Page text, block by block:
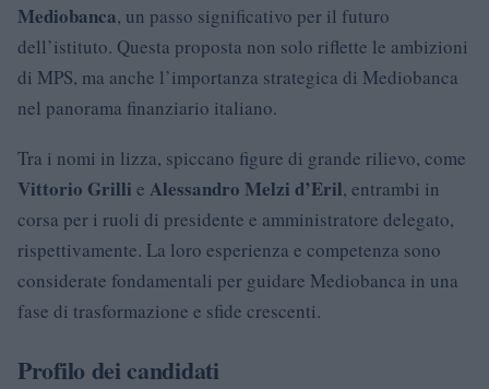
Mediobanca, un passo significativo per il futuro
dell’istituto. Questa proposta non solo riflette le ambizioni
di MPS, ma anche l’importanza strategica di Mediobanca
nel panorama finanziario italiano.
Tra i nomi in lizza, spiccano figure di grande rilievo, come
Vittorio Grilli e Alessandro Melzi d’Eril, entrambi in
corsa per i ruoli di presidente e amministratore delegato,
rispettivamente. La loro esperienza e competenza sono
considerate fondamentali per guidare Mediobanca in una
fase di trasformazione e sfide crescenti.
Profilo dei candidati